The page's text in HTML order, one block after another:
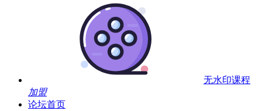
无水印课程
加盟
论坛首页